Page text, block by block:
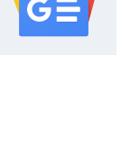
serwisu